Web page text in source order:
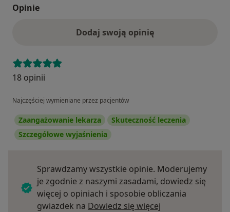
Opinie
Dodaj swoją opinię
18 opinii
Najczęściej wymieniane przez pacjentów
Zaangażowanie lekarza
Skuteczność leczenia
Szczegółowe wyjaśnienia
Sprawdzamy wszystkie opinie. Moderujemy
je zgodnie z naszymi zasadami, dowiedz się
więcej o opiniach i sposobie obliczania
gwiazdek na Dowiedz się więcej